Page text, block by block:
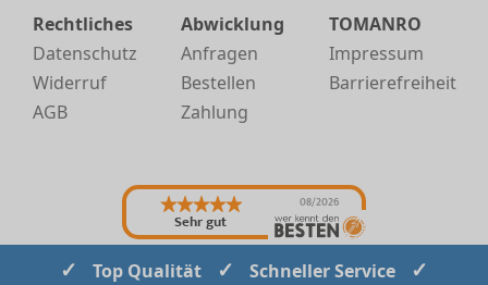
Rechtliches
Datenschutz
Widerruf
AGB
Abwicklung
Anfragen
Bestellen
Zahlung
TOMANRO
Impressum
Barrierefreiheit
Sehr gut
08/2026
✓ Top Qualität ✓ Schneller Service ✓